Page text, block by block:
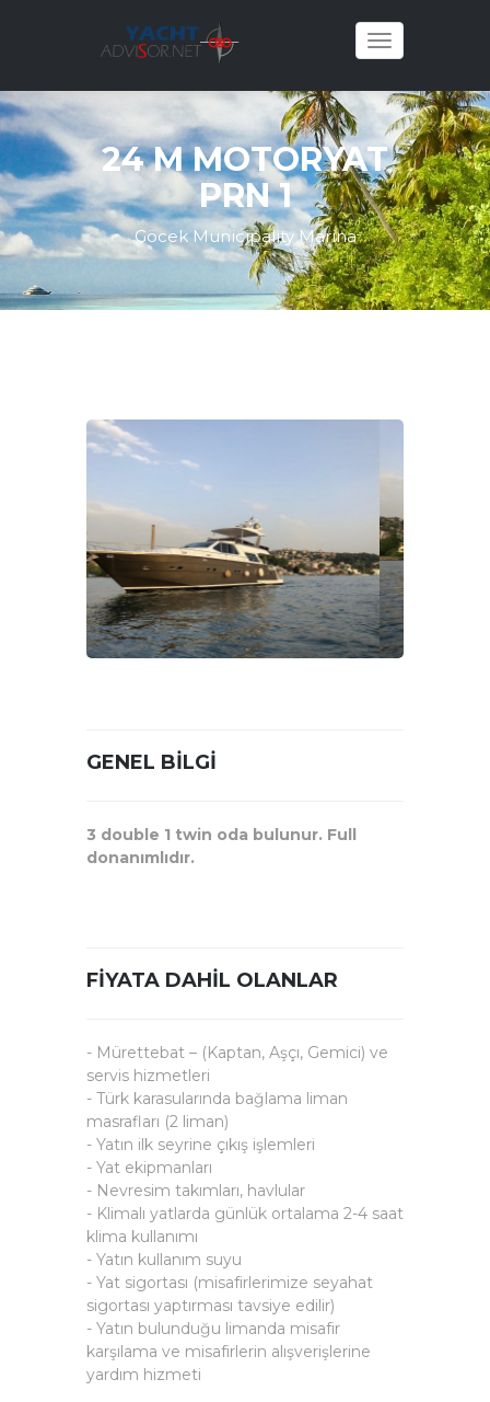
Toggle
24 M MOTORYAT
PRN 1
Göcek Municipality Marina
GENEL BILGI
3 double 1 twin oda bulunur. Full
donanımlıdır.
FIYATA DAHIL OLANLAR
- Mürettebat – (Kaptan, Aşçı, Gemici) ve
servis hizmetleri
- Türk karasularında bağlama liman
masrafları (2 liman)
- Yatın ilk seyrine çıkış işlemleri
- Yat ekipmanları
- Nevresim takımları, havlular
- Klimalı yatlarda günlük ortalama 2-4 saat
klima kullanımı
- Yatın kullanım suyu
- Yat sigortası (misafirlerimize seyahat
sigortası yaptırması tavsiye edilir)
- Yatın bulunduğu limanda misafir
karşılama ve misafirlerin alışverişlerine
yardım hizmeti